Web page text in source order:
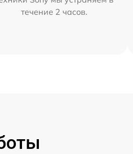
течение 2 часов.